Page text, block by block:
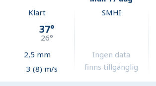
Klart
37°
26°
2,5 mm
3 (8) m/s
SMHI
Ingen data
finns tillgänglig